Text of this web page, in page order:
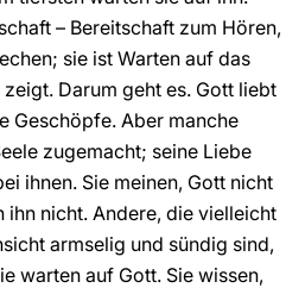
– Bereitschaft zum Hören,
sie ist Warten auf das
Darum geht es. Gott liebt
Geschöpfe. Aber manche
zugemacht; seine Liebe
ihnen. Sie meinen, Gott nicht
ihn nicht. Andere, die vielleicht
armselig und sündig sind,
warten auf Gott. Sie wissen,